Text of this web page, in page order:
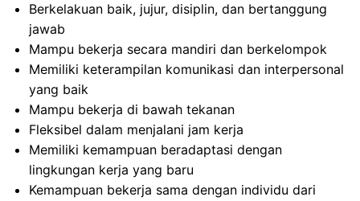
Berkelakuan baik, jujur, disiplin, dan bertanggung
jawab
Mampu bekerja secara mandiri dan berkelompok
Memiliki keterampilan komunikasi dan interpersonal
yang baik
Mampu bekerja di bawah tekanan
Fleksibel dalam menjalani jam kerja
Memiliki kemampuan beradaptasi dengan
lingkungan kerja yang baru
Kemampuan bekerja sama dengan individu dari